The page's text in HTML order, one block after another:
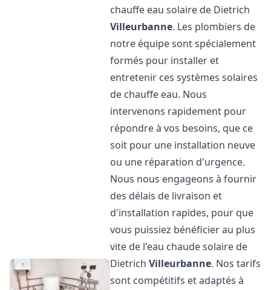
chauffe eau solaire de Dietrich
Villeurbanne. Les plombiers de
notre équipe sont spécialement
formés pour installer et
entretenir ces systèmes solaires
de chauffe eau. Nous
intervenons rapidement pour
répondre à vos besoins, que ce
soit pour une installation neuve
ou une réparation d'urgence.
Nous nous engageons à fournir
des délais de livraison et
d'installation rapides, pour que
vous puissiez bénéficier au plus
vite de l'eau chaude solaire de
DietrichVilleurbanne. Nos tarifs
sont compétitifs et adaptés à